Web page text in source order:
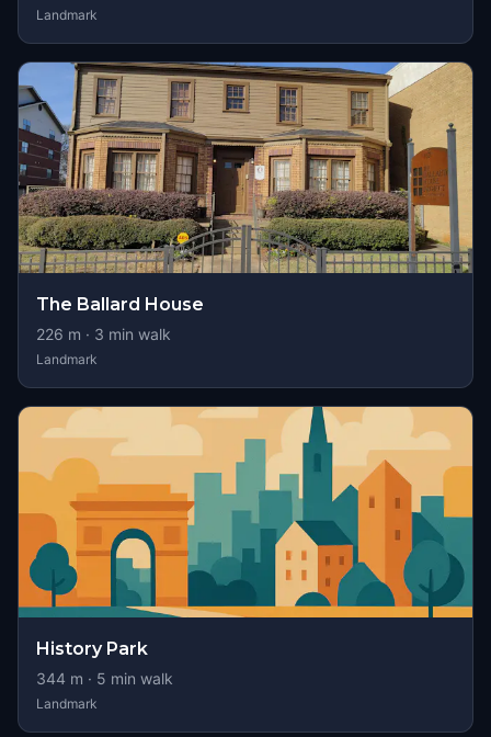
Landmark
The Ballard House
226 m · 3 min walk
Landmark
History Park
344 m · 5 min walk
Landmark